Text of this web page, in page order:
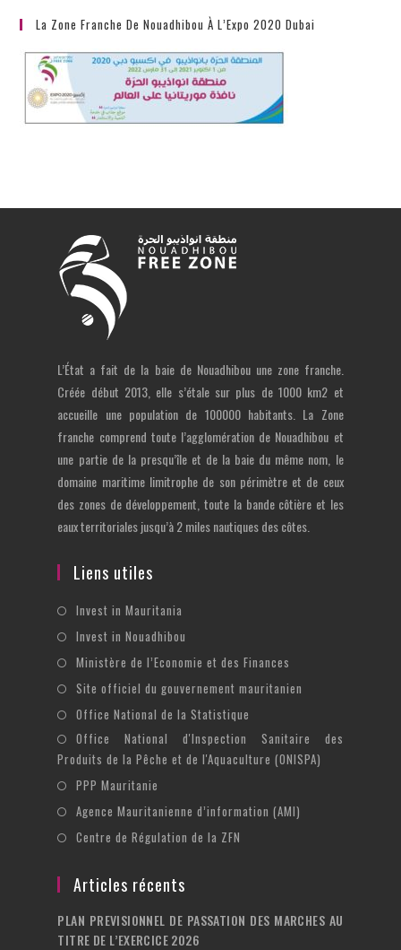
La Zone Franche De Nouadhibou À L’Expo 2020 Dubai
L’État a fait de la baie de Nouadhibou une zone franche.
Créée début 2013, elle s’étale sur plus de 1000 km2 et
accueille une population de 100000 habitants. La Zone
franche comprend toute l’agglomération de Nouadhibou et
une partie de la presqu’île et de la baie du même nom, le
domaine maritime limitrophe de son périmètre et de ceux
des zones de développement, toute la bande côtière et les
eaux territoriales jusqu’à 2 miles nautiques des côtes.
Liens utiles
Invest in Mauritania
Invest in Nouadhibou
Ministère de l’Economie et des Finances
Site officiel du gouvernement mauritanien
Office National de la Statistique
Office National d'Inspection Sanitaire des
Produits de la Pêche et de l'Aquaculture (ONISPA)
PPP Mauritanie
Agence Mauritanienne d’information (AMI)
Centre de Régulation de la ZFN
Articles récents
PLAN PREVISIONNEL DE PASSATION DES MARCHES AU
TITRE DE L’EXERCICE 2026